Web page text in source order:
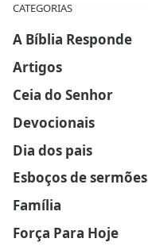
CATEGORIAS
A Bíblia Responde
Artigos
Ceia do Senhor
Devocionais
Dia dos pais
Esboços de sermões
Família
Força Para Hoje